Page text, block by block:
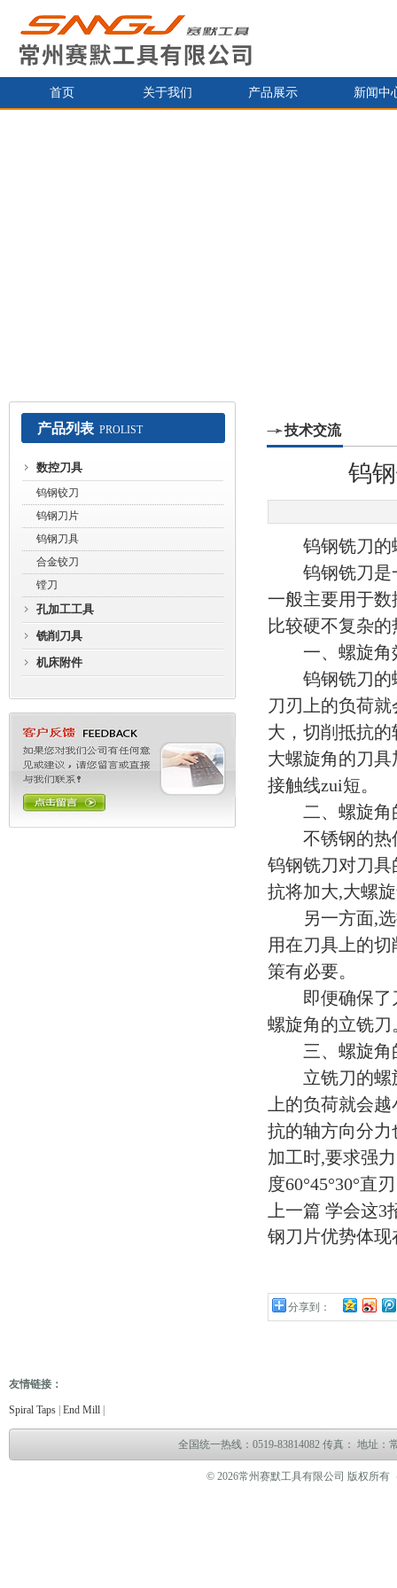
常州赛默工具有限公司
首页 关于我们 产品展示 新闻中
产品列表 PROLIST
数控刀具
钨钢铰刀
钨钢刀片
钨钢刀具
合金铰刀
镗刀
孔加工工具
铣削刀具
机床附件
技术交流
钨
钨钢铣刀的
钨钢铣刀是一
一般主要用于
比较硬不复杂
一、螺旋角
钨钢铣刀的螺
刀刃上的负荷
大，切削抵抗
大螺旋角的刀
接触线zui短。
二、螺旋角
不锈钢的热传
钨钢铣刀对刀
抗将加大,大螺
另一方面,选
用在刀具上的
策有必要。
即便确保了刀
螺旋角的立铣刀
三、螺旋角
立铣刀的螺旋
上的负荷就会
抗的轴方向分
加工时,要求强
度60°45°30°直
上一篇 学会这3
钢刀片优势体现
分享到：
友情链接：
Spiral Taps End Mill
电缆故障测试仪 电缆故障测试仪
全国统一热线：0519-83814082 传真： 地址：
© 2026常州赛默工具有限公司 版权所有